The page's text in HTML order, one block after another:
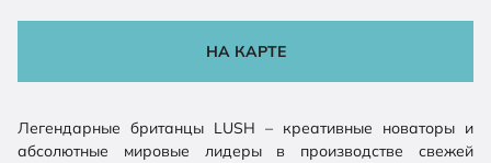
Легендарные британцы LUSH – креативные новаторы и
абсолютные мировые лидеры в производстве свежей
НА КАРТЕ